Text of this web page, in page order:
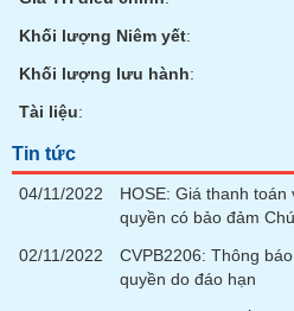
Khối lượng Niêm yết:
Khối lượng lưu hành:
Tài liệu:
Tin tức
04/11/2022
HOSE: Giá thanh
quyền có bảo đảm
02/11/2022
CVPB2206: Thông
quyền do đáo hạn
vụ
tạo
Sách